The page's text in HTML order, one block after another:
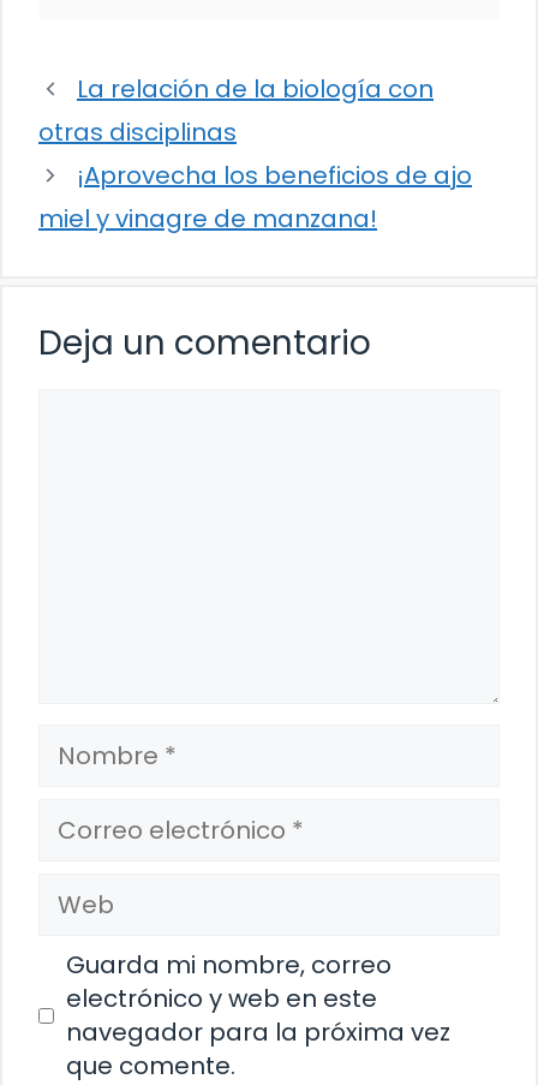
La relación de la biología con
otras disciplinas
¡Aprovecha los beneficios de ajo
miel y vinagre de manzana!
Deja un comentario
Nombre
Correo
electrónico
Web
Guarda mi nombre, correo
electrónico y web en este
navegador para la próxima vez
que comente.